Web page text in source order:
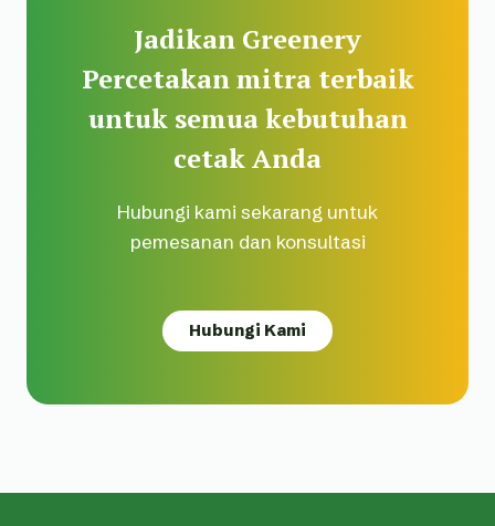
Jadikan Greenery
Percetakan mitra terbaik
untuk semua kebutuhan
cetak Anda
Hubungi kami sekarang untuk
pemesanan dan konsultasi
Hubungi Kami